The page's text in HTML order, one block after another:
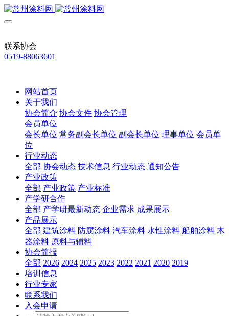
联系协会
0519-88063601
网站首页
关于我们
协会简介 协会文件 协会管理
会员单位
会长单位 常务副会长单位 副会长单位 理事单位 会员单
位
行业动态
全部 协会动态 技术信息 行业动态 通知公告
产业政策
全部 产业政策 产业标准
产学研合作
全部 产学研最新动态 企业需求 成果展示
产品展示
全部 建筑涂料 防腐涂料 汽车涂料 水性涂料 船舶涂料 木
器涂料 原料与辅料
协会简报
全部 2026 2024 2025 2023 2022 2021 2020 2019
培训信息
行业专家
联系我们
入会申请